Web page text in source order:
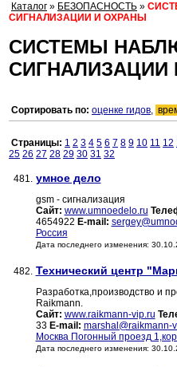
Каталог » БЕЗОПАСНОСТЬ »
СИГНАЛИЗАЦИИ И ОХРАНЫ
СИСТЕМЫ
СИГНАЛИЗАЦИИ
Сортировать по: оценке гидов,
Страницы: 1 2 3 4 5 6 7 8 9 10 11 12
25 26 27 28 29 30 31 32
481. умное дело
gsm - сигнализация
Сайт: www.umnoedelo.ru
4654922 E-mail:
Россия
Дата последнего изменения:
482. Технический центр
Разработка,производство и
Raikmann.
Сайт: www.raikmann-vip.ru
33 E-mail: marshal@raikmann-
Москва Погонный проезд
Дата последнего изменения: